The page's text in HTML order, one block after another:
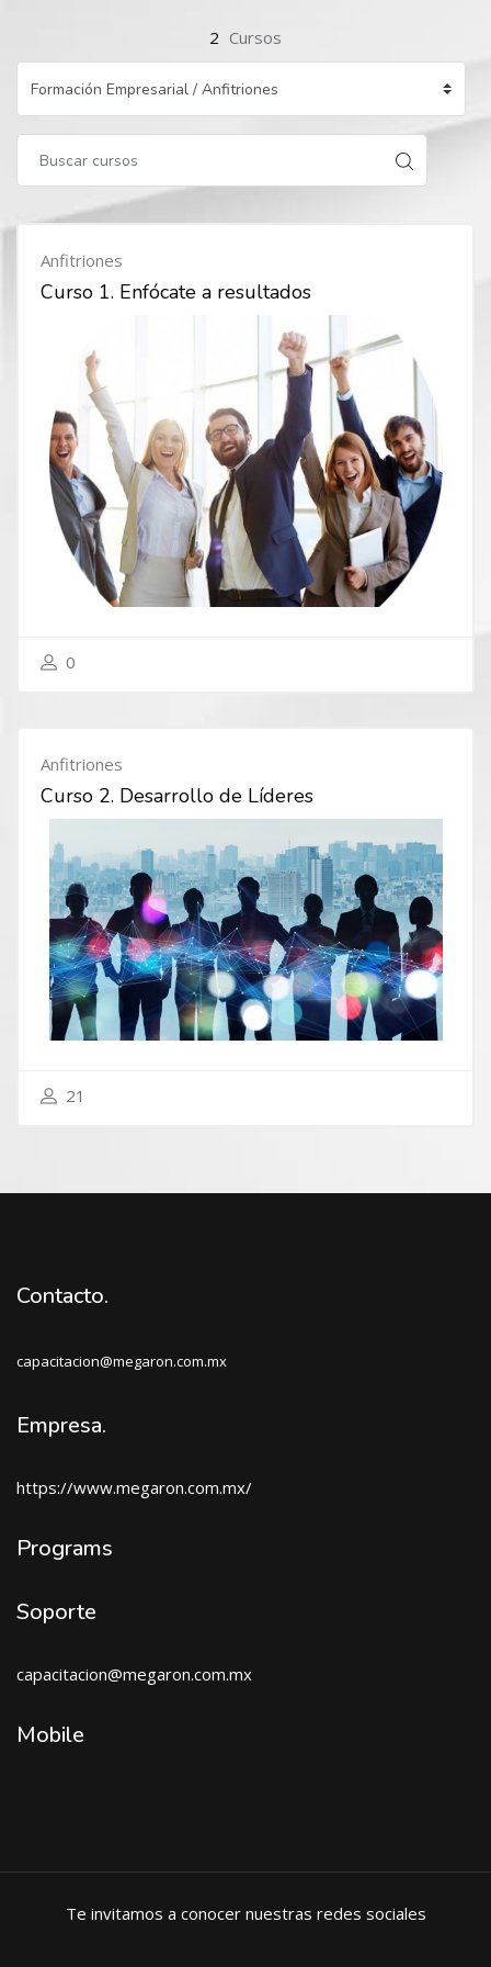
2 Cursos
Anfitriones
Curso 1. Enfócate a resultados
0
Anfitriones
Curso 2. Desarrollo de Líderes
21
Contacto.
capacitacion@megaron.com.mx
Empresa.
https://www.megaron.com.mx/
Programs
Soporte
capacitacion@megaron.com.mx
Mobile
Te invitamos a conocer nuestras redes sociales